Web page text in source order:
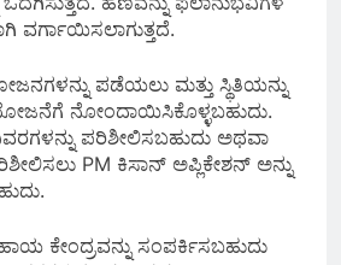
ವರ್ಗಾಯಿಸಲಾಗುತ್ತದೆ.
ಪಡೆಯಲು ಮತ್ತು ಸ್ಥಿತಿಯನ್ನು
ನೋಂದಾಯಿಸಿಕೊಳ್ಳಬಹುದು.
ಪರಿಶೀಲಿಸಬಹುದು ಅಥವಾ
PM ಕಿಸಾನ್ ಅಪ್ಲಿಕೇಶನ್ ಅನ್ನು
ಕೇಂದ್ರವನ್ನು ಸಂಪರ್ಕಿಸಬಹುದು